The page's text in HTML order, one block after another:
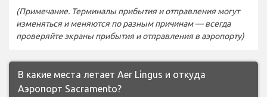
(Примечание. Терминалы прибытия и отправления могут
изменяться и меняются по разным причинам — всегда
проверяйте экраны прибытия и отправления в аэропорту)
В какие места летает Aer Lingus и откуда
Аэропорт Sacramento?